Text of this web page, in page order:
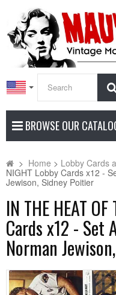
BROWSE OUR
> Home > Lobby Cards
NIGHT Lobby Cards x12 -
Jewison, Sidney Poitier
IN THE HEAT
Cards x12 - Set
Norman